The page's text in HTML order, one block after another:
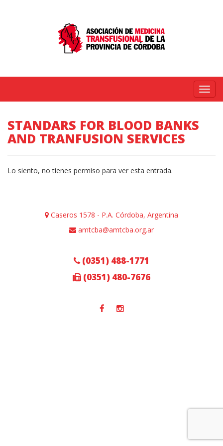
Menú
STANDARS FOR BLOOD BANKS
AND TRANFUSION SERVICES
Lo siento, no tienes permiso para ver esta entrada.
Caseros 1578 - P.A. Córdoba, Argentina
amtcba@amtcba.org.ar
(0351) 488-1771
(0351) 480-7676